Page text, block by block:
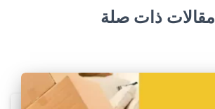
مقالات ذات صلة